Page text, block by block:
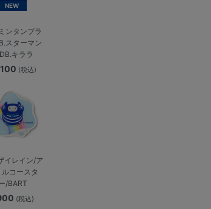
NEW
ンタンブラ
スターマン
キララ
(税込)
イレイン/ア
ルコースタ
/BART
(税込)